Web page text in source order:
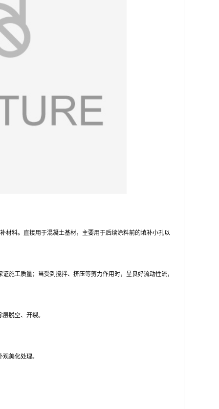
材料。直接用于混凝土基材，主要用于后续涂料前的填补小孔以
施工质量；当受到搅拌、挤压等剪力作用时，呈良好流动性流，
脱空、开裂。
美化处理。